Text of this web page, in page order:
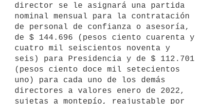
director se le asignará una partida
nominal mensual para la contratación
de personal de confianza o asesoría,
de $ 144.696 (pesos ciento cuarenta y
cuatro mil seiscientos noventa y
seis) para Presidencia y de $ 112.701
(pesos ciento doce mil setecientos
uno) para cada uno de los demás
directores a valores enero de 2022,
sujetas a montepío, reajustable por